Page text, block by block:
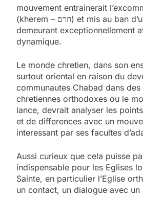
mouvement entrainerait
(kherem – חרם) et mis au ban d’un mouvement au
demeurant exceptionnellement
dynamique.
Le monde chretien, dans son
surtout oriental en raison du
communautes Chabad dans
chretiennes orthodoxes ou le
lance, devrait analyser les
et de differences avec un
interessant par ses facultes
Aussi curieux que cela puisse
indispensable pour les Eglises
Sainte, en particulier l’Eglise
un contact, un dialogue avec un